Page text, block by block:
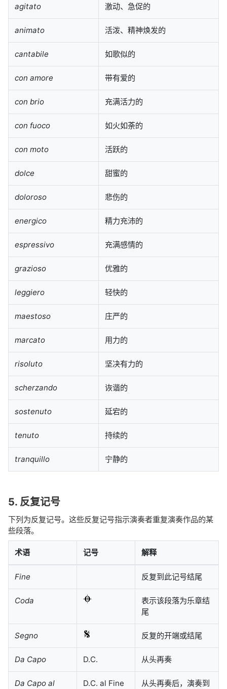
agitato 激动、急促的
animato 活泼、精神焕发的
cantabile 如歌似的
con amore 带有爱的
con brio 充满活力的
con fuoco 如火如荼的
con moto 活跃的
dolce 甜蜜的
doloroso 悲伤的
energico 精力充沛的
espressivo 充满感情的
grazioso 优雅的
leggiero 轻快的
maestoso 庄严的
marcato 用力的
risoluto 坚决有力的
scherzando 诙谐的
sostenuto 延宕的
tenuto 持续的
tranquillo 宁静的
5. 反复记号
下列为反复记号。这些反复记号指示演奏者重复演奏作品的某
些段落。
术语 记号 解释
Fine 反复到此记号结尾
Coda
表示该段落为乐章结
尾
Segno 反复的开端或结尾
Da Capo D.C. 从头再奏
Da Capo al
D.C. al Fine
从头再奏后，演奏到